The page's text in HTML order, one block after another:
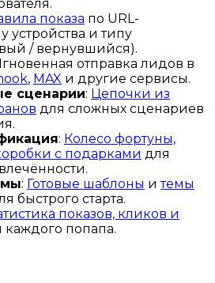
показа по URL-
устройства и типу
/ вернувшийся).
отправка лидов в
, MAX и другие сервисы.
сценарии: Цепочки из
для сложных сценариев
: Колесо фортуны,
с подарками для
: Готовые шаблоны итемы
быстрого старта.
показов, кликов и
каждого попапа.